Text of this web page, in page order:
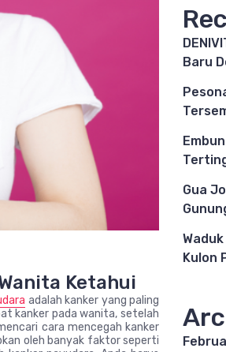
Ketahui
adalah kanker yang paling
kanker pada wanita, setelah
cara mencegah kanker
oleh banyak faktor seperti
Baru
Gua
Kulon